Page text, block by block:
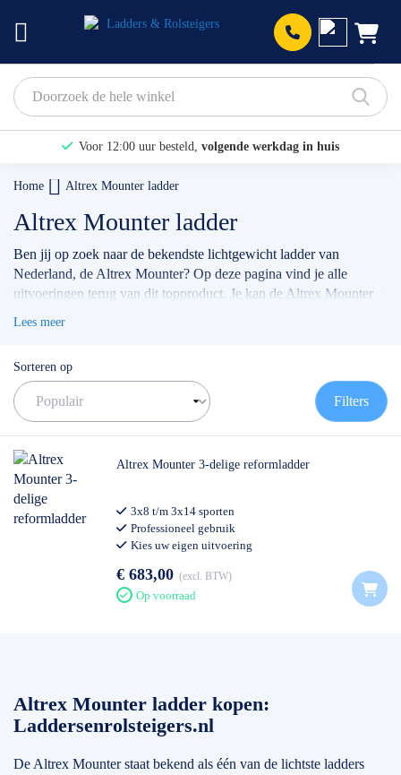
Voor 12:00 uur besteld, volgende werkdag in huis
Bekijk hier onze Actiepagina
Binnen 1 dag een
Home Altrex Mounter ladder
Altrex Mounter ladder
Ben jij op zoek naar de bekendste lichtgewicht ladder van
Nederland, de Altrex Mounter? Op deze pagina vind je alle
uitvoeringen terug van dit topproduct. Je kan de Altrex Mounter
✅ Volgende werkdag op locatie
✅ Meedenkende klantenservice
✅ Contact:0511- 40 25 64, ofmail
Lees meer
Sorteren op
Filters
Altrex Mounter 3-delige reformladder
3x8 t/m 3x14 sporten
Professioneel gebruik
Kies uw eigen uitvoering
€ 683,00 excl. BTW
Op voorraad
Altrex Mounter ladder kopen:
Laddersenrolsteigers.nl
De Altrex Mounter staat bekend als één van de lichtste ladders